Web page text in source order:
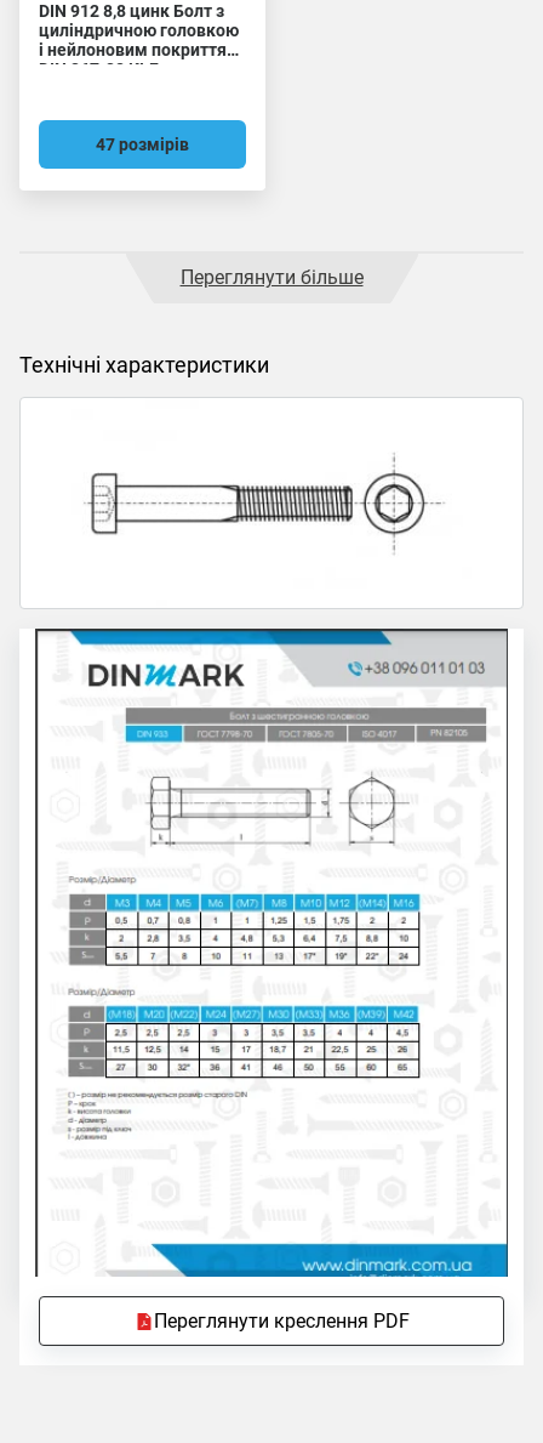
DIN 912 8,8 цинк Болт з
циліндричною головкою
і нейлоновим покриттям
DIN 267-28 KLF
47 розмірів
Переглянути більше
Технічні характеристики
Переглянути креслення PDF